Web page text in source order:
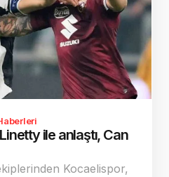
ile anlaştı, Can
Kocaelispor,